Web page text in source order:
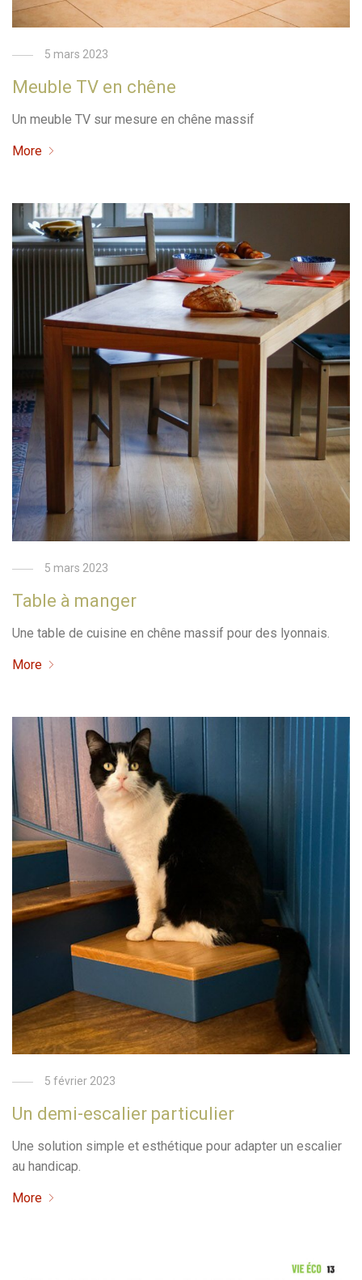
5 mars 2023
Meuble TV en chêne
Un meuble TV sur mesure en chêne massif
More
5 mars 2023
Table à manger
Une table de cuisine en chêne massif pour des lyonnais.
More
5 février 2023
Un demi-escalier particulier
Une solution simple et esthétique pour adapter un escalier
au handicap.
More